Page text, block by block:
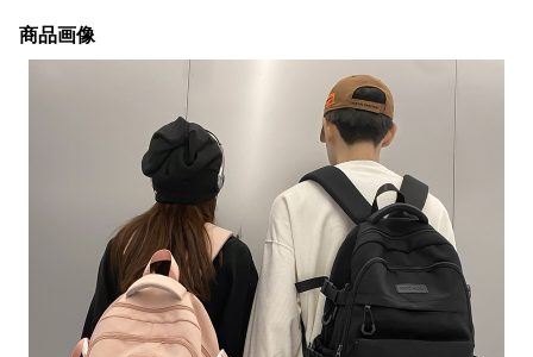
商品画像